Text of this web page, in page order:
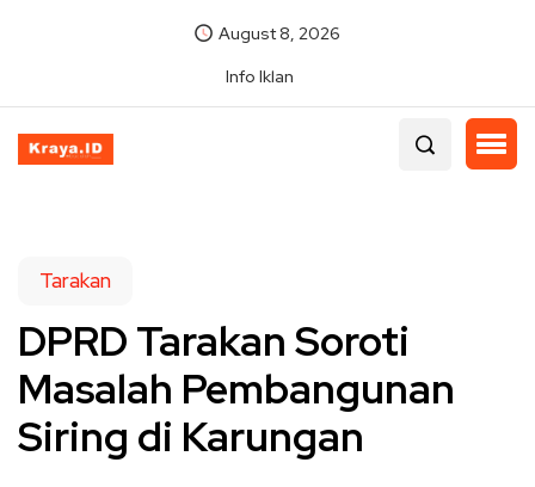
August 8, 2026
Info Iklan
Tarakan
DPRD Tarakan Soroti
Masalah Pembangunan
Siring di Karungan